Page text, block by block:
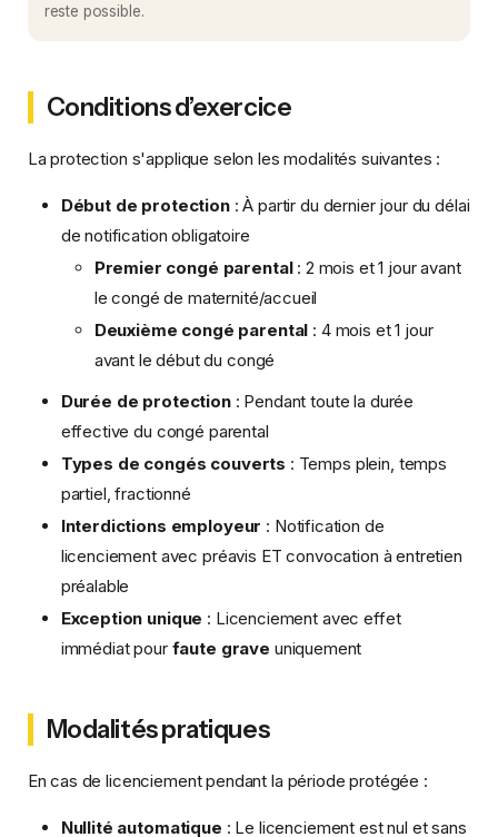
reste possible.
Conditions d’exercice
La protection s'applique selon les modalités suivantes :
Début de protection: À partir du dernier jour du délai
de notification obligatoire
Premier congé parental: 2 mois et 1 jour avant
le congé de maternité/accueil
Deuxième congé parental : 4 mois et 1 jour
avant le début du congé
Durée de protection: Pendant toute la durée
effective du congé parental
Types de congés couverts : Temps plein, temps
partiel, fractionné
Interdictions employeur : Notification de
licenciement avec préavis ET convocation à entretien
préalable
Exception unique : Licenciement avec effet
immédiat pour faute grave uniquement
Modalités pratiques
En cas de licenciement pendant la période protégée :
Nullité automatique : Le licenciement est nul et sans